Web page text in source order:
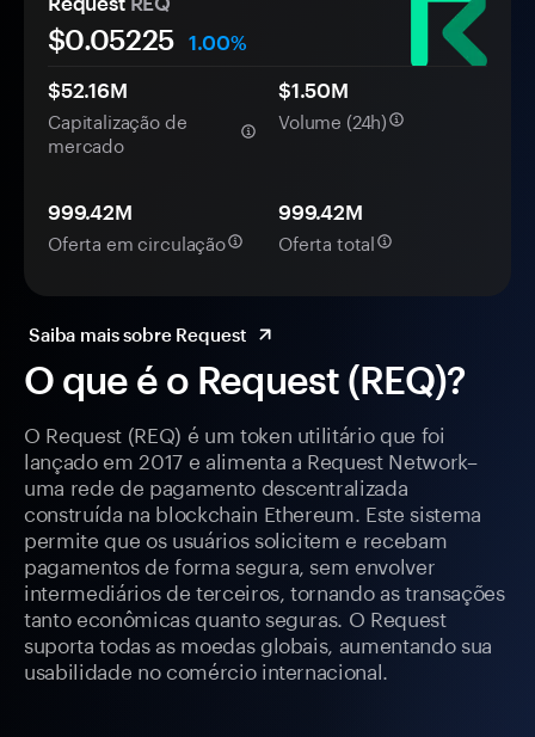
O que é o Request (REQ)?
O Request (REQ) é um token utilitário que foi
lançado em 2017 e alimenta a Request Network–
uma rede de pagamento descentralizada
construída na blockchain Ethereum. Este sistema
permite que os usuários solicitem e recebam
pagamentos de forma segura, sem envolver
intermediários de terceiros, tornando as transações
tanto econômicas quanto seguras. O Request
suporta todas as moedas globais, aumentando sua
usabilidade no comércio internacional.
$0.05225
1.00%
$52.16M
Capitalização de
mercado
$1.50M
Volume (24h)
999.42M
Oferta em circulação
999.42M
Oferta total
Saiba mais sobre Request